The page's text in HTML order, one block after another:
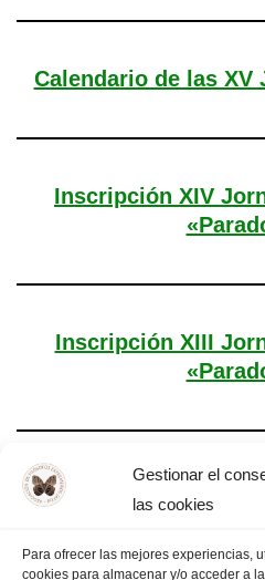
Gestionar el
las cookies
Para ofrecer las mejores experiencias,
cookies para almacenar y/o acceder a
Calendario de las XV
Inscripción XIV
Inscripción XIII
Tema XII Jornadas